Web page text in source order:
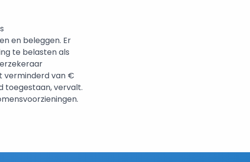
en beleggen. Er
te belasten als
verminderd van €
toegestaan, vervalt.